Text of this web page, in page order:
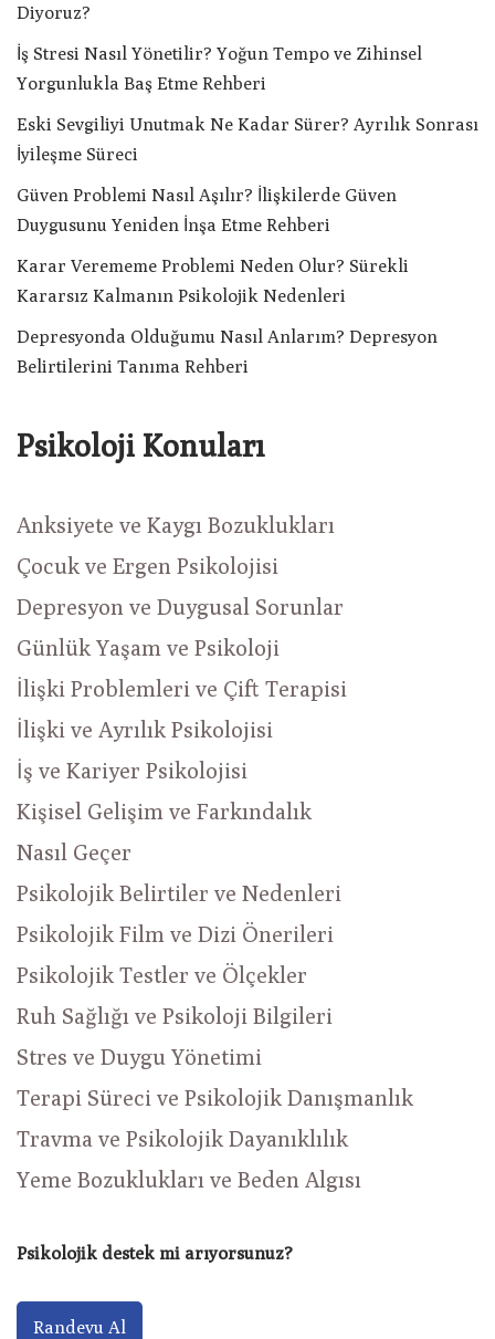
Diyoruz?
İş Stresi Nasıl Yönetilir? Yoğun Tempo ve Zihinsel
Yorgunlukla Baş Etme Rehberi
Eski Sevgiliyi Unutmak Ne Kadar Sürer? Ayrılık Sonrası
İyileşme Süreci
Güven Problemi Nasıl Aşılır? İlişkilerde Güven
Duygusunu Yeniden İnşa Etme Rehberi
Karar Verememe Problemi Neden Olur? Sürekli
Kararsız Kalmanın Psikolojik Nedenleri
Depresyonda Olduğumu Nasıl Anlarım? Depresyon
Belirtilerini Tanıma Rehberi
Psikoloji Konuları
Anksiyete ve Kaygı Bozuklukları
Çocuk ve Ergen Psikolojisi
Depresyon ve Duygusal Sorunlar
Günlük Yaşam ve Psikoloji
İlişki Problemleri ve Çift Terapisi
İlişki ve Ayrılık Psikolojisi
İş ve Kariyer Psikolojisi
Kişisel Gelişim ve Farkındalık
Nasıl Geçer
Psikolojik Belirtiler ve Nedenleri
Psikolojik Film ve Dizi Önerileri
Psikolojik Testler ve Ölçekler
Ruh Sağlığı ve Psikoloji Bilgileri
Stres ve Duygu Yönetimi
Terapi Süreci ve Psikolojik Danışmanlık
Travma ve Psikolojik Dayanıklılık
Yeme Bozuklukları ve Beden Algısı
Psikolojik destek mi arıyorsunuz?
Randevu Al